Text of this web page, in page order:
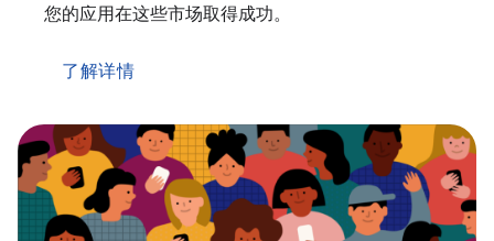
您的应用在这些市场取得成功。
了解详情